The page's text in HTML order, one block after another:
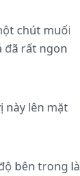
chút muối
đã rất ngon
này lên mặt
bên trong là